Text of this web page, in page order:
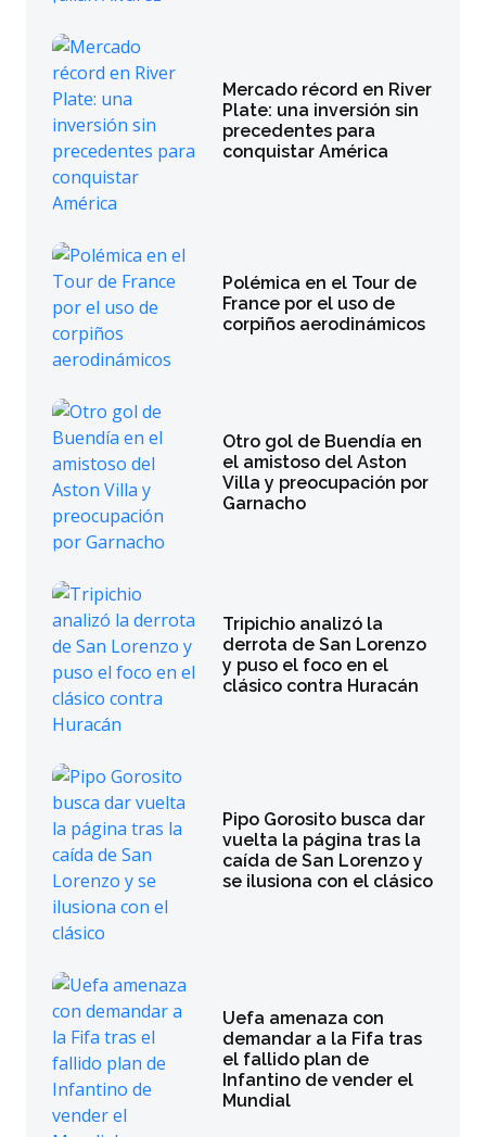
Mercado récord en River
Plate: una inversión sin
precedentes para
conquistar América
Polémica en el Tour de
France por el uso de
corpiños aerodinámicos
Otro gol de Buendía en
el amistoso del Aston
Villa y preocupación por
Garnacho
Tripichio analizó la
derrota de San Lorenzo
y puso el foco en el
clásico contra Huracán
Pipo Gorosito busca dar
vuelta la página tras la
caída de San Lorenzo y
se ilusiona con el clásico
Uefa amenaza con
demandar a la Fifa tras
el fallido plan de
Infantino de vender el
Mundial